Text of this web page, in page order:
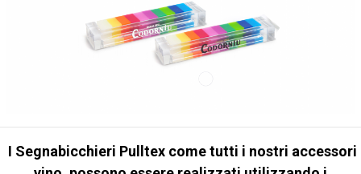
I Segnabicchieri Pulltex come tutti i nostri accessori